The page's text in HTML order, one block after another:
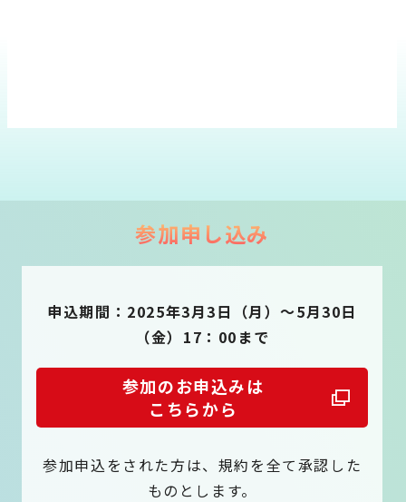
参加申し込み
申込期間：2025年3月3日（月）～5月30日
（金）17：00まで
参加のお申込みは
こちらから
参加申込をされた方は、規約を全て承認した
ものとします。